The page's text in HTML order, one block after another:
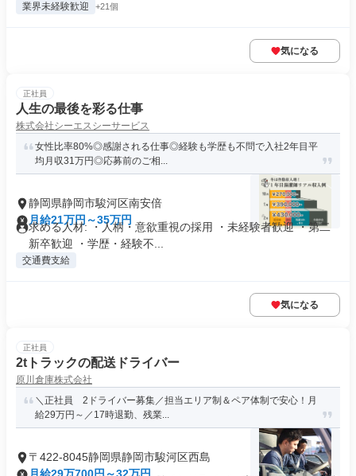
業界未経験歓迎 +21個
気になる
正社員
人生の最後を彩る仕事
株式会社シーエスシーサービス
女性比率80%◎感謝される仕事◎経験も学歴も不問で入社2年目平
均月収31万円◎応募前のご相...
静岡県静岡市駿河区南安倍
月給21万円～35万円
求める人材: ・人柄・意欲重視の採用 ・未経験者歓迎 ・第二
新卒歓迎 ・学歴・経験不...
交通費支給
気になる
正社員
2tトラックの配送ドライバー
原川倉庫株式会社
＼正社員 2ドライバー募集／担当エリア制＆ペア体制で安心！月
給29万円～／17時退勤、残業...
〒422-8045静岡県静岡市駿河区西島